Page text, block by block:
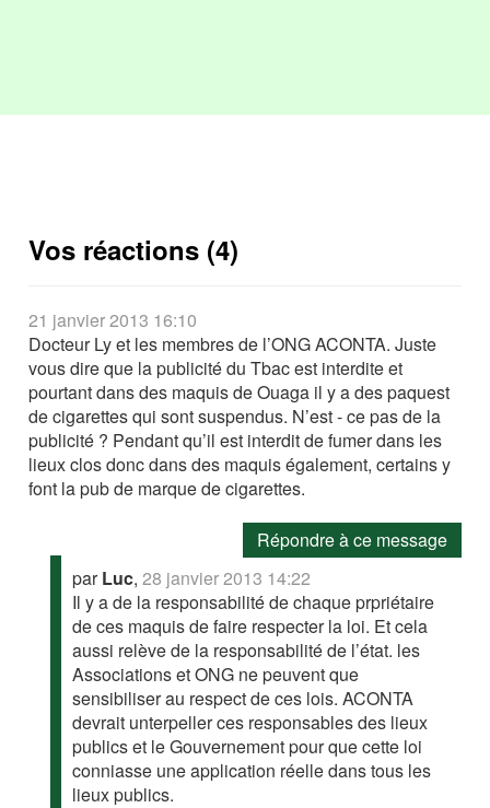
Vos réactions (4)
21 janvier 2013 16:10
Docteur Ly et les membres de l’ONG ACONTA. Juste
vous dire que la publicité du Tbac est interdite et
pourtant dans des maquis de Ouaga il y a des paquest
de cigarettes qui sont suspendus. N’est - ce pas de la
publicité ? Pendant qu’il est interdit de fumer dans les
lieux clos donc dans des maquis également, certains y
font la pub de marque de cigarettes.
Répondre à ce message
parLuc,28 janvier 2013 14:22
Il y a de la responsabilité de chaque prpriétaire
de ces maquis de faire respecter la loi. Et cela
aussi relève de la responsabilité de l’état. les
Associations et ONG ne peuvent que
sensibiliser au respect de ces lois. ACONTA
devrait unterpeller ces responsables des lieux
publics et le Gouvernement pour que cette loi
conniasse une application réelle dans tous les
lieux publics.